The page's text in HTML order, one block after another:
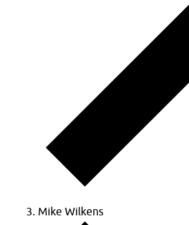
Mike Wilkens